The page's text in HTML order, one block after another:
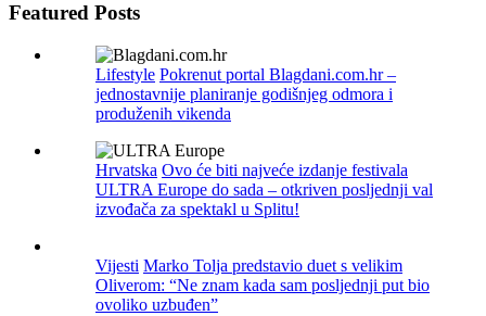
Featured Posts
Lifestyle Pokrenut portal Blagdani.com.hr –
jednostavnije planiranje godišnjeg odmora i
produženih vikenda
Hrvatska Ovo će biti najveće izdanje festivala
ULTRA Europe do sada – otkriven posljednji val
izvođača za spektakl u Splitu!
Vijesti Marko Tolja predstavio duet s velikim
Oliverom: “Ne znam kada sam posljednji put bio
ovoliko uzbuđen”